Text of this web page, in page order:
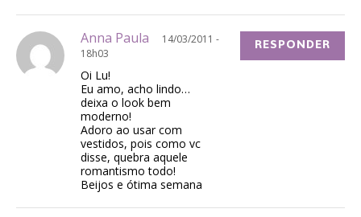
Anna Paula
14/03/2011 -
18h03
Oi Lu!
Eu amo, acho lindo…
deixa o look bem
moderno!
Adoro ao usar com
vestidos, pois como vc
disse, quebra aquele
romantismo todo!
Beijos e ótima semana
RESPONDER